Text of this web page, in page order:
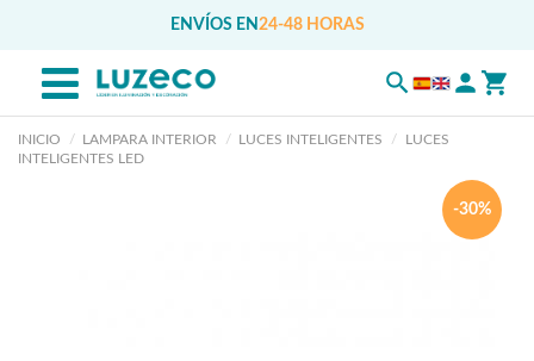
ENVÍOS EN 24-48 HORAS
INICIO LAMPARA INTERIOR LUCES INTELIGENTES
LUCES
INTELIGENTES LED
-30%